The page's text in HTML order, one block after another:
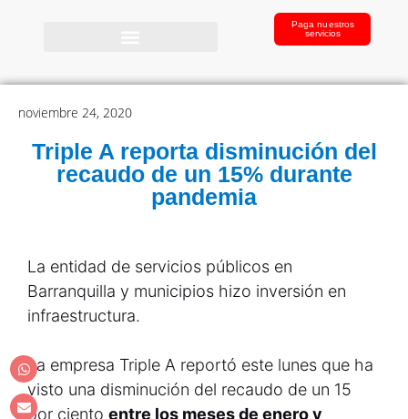
Paga nuestros
servicios
noviembre 24, 2020
Triple A reporta disminución del
recaudo de un 15% durante
pandemia
La entidad de servicios públicos en
Barranquilla y municipios hizo inversión en
infraestructura.
La empresa Triple A reportó este lunes que ha
visto una disminución del recaudo de un 15
por ciento entre los meses de enero y